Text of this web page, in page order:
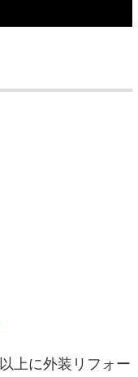
上に外装リフォー